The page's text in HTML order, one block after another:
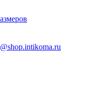
@shop.intikoma.ru